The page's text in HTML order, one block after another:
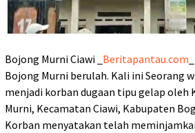
Bojong Murni Ciawi _ Beritapantau.com
Bojong Murni berulah. Kali ini Seorang
menjadi korban dugaan tipu gelap oleh
Murni, Kecamatan Ciawi, Kabupaten
Korban menyatakan telah